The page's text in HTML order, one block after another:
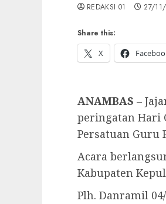
Share this:
X
REDAKSI 01 27/
ANAMBAS –
peringatan Hari
Persatuan Guru
Acara
Kabupaten
Plh. Danramil